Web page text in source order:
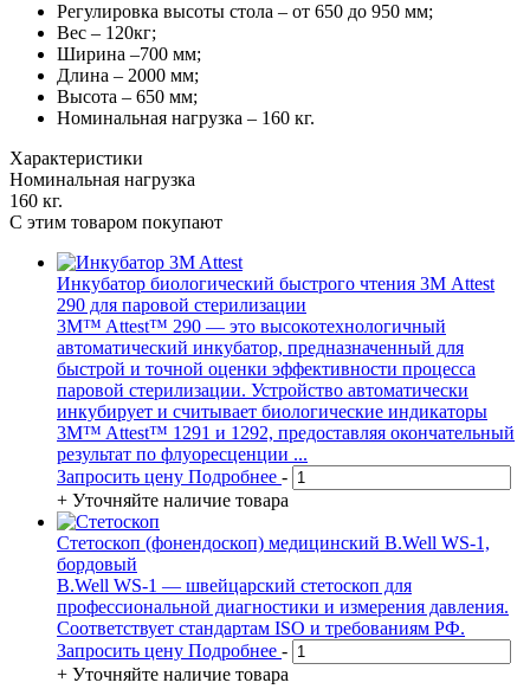
Регулировка высоты стола – от 650 до 950 мм;
Вес – 120кг;
Ширина –700 мм;
Длина – 2000 мм;
Высота – 650 мм;
Номинальная нагрузка – 160 кг.
Характеристики
Номинальная нагрузка
160 кг.
С этим товаром покупают
Инкубатор биологический быстрого чтения 3М Attest
290 для паровой стерилизации
3M™ Attest™ 290 — это высокотехнологичный
автоматический инкубатор, предназначенный для
быстрой и точной оценки эффективности процесса
паровой стерилизации. Устройство автоматически
инкубирует и считывает биологические индикаторы
3M™ Attest™ 1291 и 1292, предоставляя окончательный
результат по флуоресценции ...
Запросить цену Подробнее -
+ Уточняйте наличие товара
Стетоскоп (фонендоскоп) медицинский B.Well WS-1,
бордовый
B.Well WS-1 — швейцарский стетоскоп для
профессиональной диагностики и измерения давления.
Соответствует стандартам ISO и требованиям РФ.
Запросить цену Подробнее -
+ Уточняйте наличие товара